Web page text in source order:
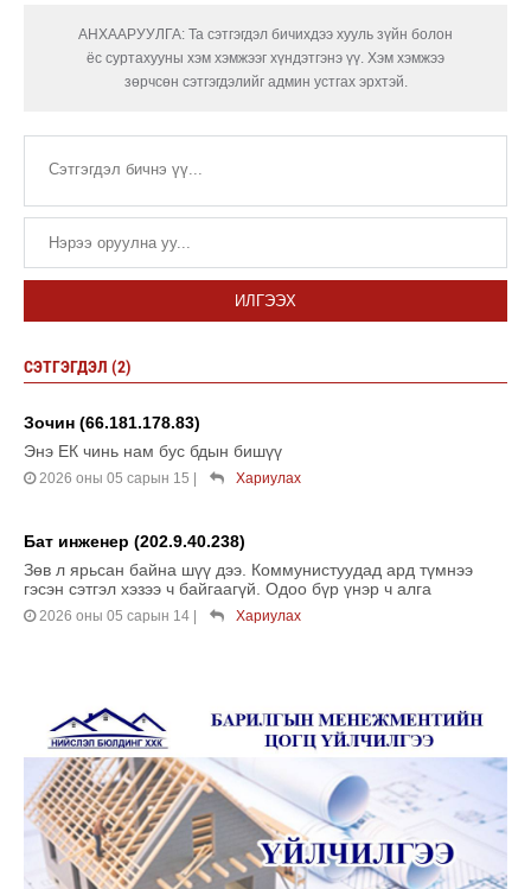
АНХААРУУЛГА: Та сэтгэгдэл бичихдээ хууль зүйн болон
ёс суртахууны хэм хэмжээг хүндэтгэнэ үү. Хэм хэмжээ
зөрчсөн сэтгэгдэлийг админ устгах эрхтэй.
ИЛГЭЭХ
СЭТГЭГДЭЛ (2)
Зочин (66.181.178.83)
Энэ ЕК чинь нам бус бдын бишүү
2026 оны 05 сарын 15 | Хариулах
Бат инженер (202.9.40.238)
Зөв л ярьсан байна шүү дээ. Коммунистуудад ард түмнээ
гэсэн сэтгэл хэзээ ч байгаагүй. Одоо бүр үнэр ч алга
2026 оны 05 сарын 14 | Хариулах